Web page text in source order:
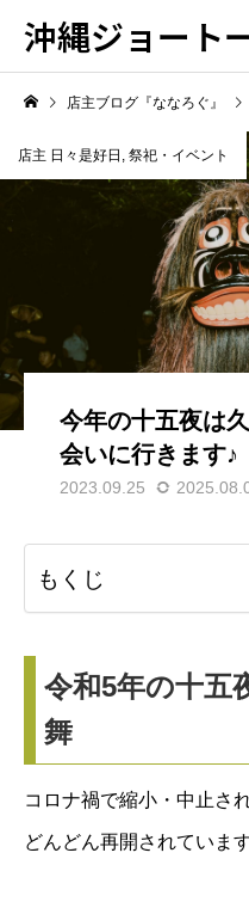
沖縄ジョート
店主ブログ『ななろぐ』
店主 日々是好日 , 祭祀・イベント
今年の十五夜は
会いに行きます♪
2023.09.25
もくじ
令和5年の十五
舞
コロナ禍で縮小・中止さ
どんどん再開されています